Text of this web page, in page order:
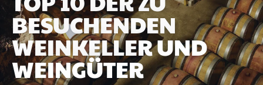
BESUCHENDEN
WEINKELLER UND
WEINGÜTER